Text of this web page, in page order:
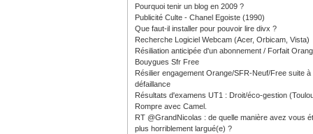
Pourquoi tenir un blog en 2009 ?
Publicité Culte - Chanel Egoiste (1990)
Que faut-il installer pour pouvoir lire divx ?
Recherche Logiciel Webcam (Acer, Orbicam, Vista)
Résiliation anticipée d'un abonnement / Forfait
Bouygues Sfr Free
Résilier engagement Orange/SFR-Neuf/Free suite à
défaillance
Résultats d'examens UT1 : Droit/éco-gestion
Rompre avec Camel.
RT @GrandNicolas : de quelle manière avez vous
plus horriblement largué(e) ?